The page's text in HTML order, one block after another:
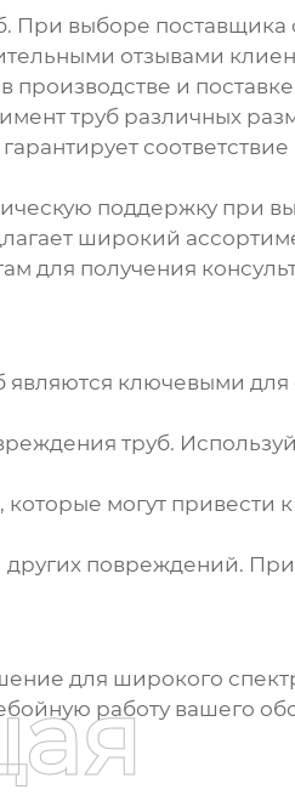
. При выборе поставщика
отзывами
производстве и поставке
труб различных
поддержку при
широкий
для получения
являются ключевыми для
труб.
могут привести
других повреждений.
для широкого
работу вашего